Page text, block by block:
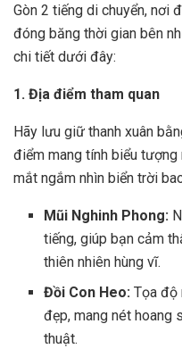
Gòn 2 tiếng di chuyển, nơi
đóng băng thời gian bên
chi tiết dưới đây:
1. Địa điểm tham quan
Hãy lưu giữ thanh xuân
điểm mang tính biểu tượng
mắt ngắm nhìn biển trời
Mũi Nghinh Phong:
tiếng, giúp bạn cảm
thiên nhiên hùng vĩ.
Đồi Con Heo: Tọa độ
đẹp, mang nét hoang
thuật.